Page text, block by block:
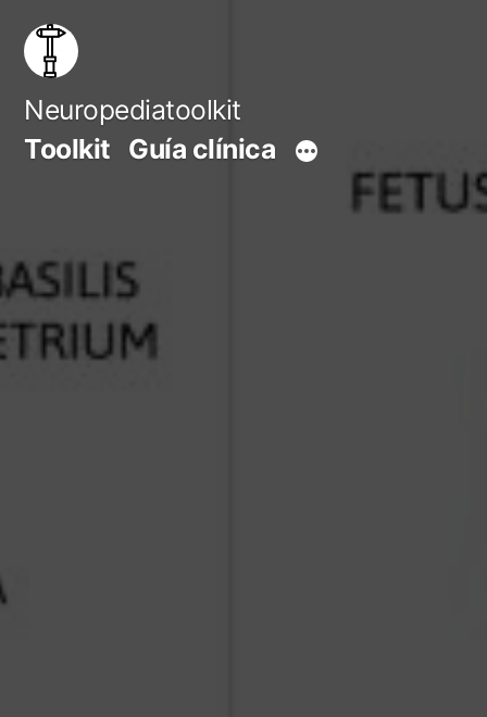
Saltar
contenido
Neuropediatoolkit
Toolkit Guía clínica